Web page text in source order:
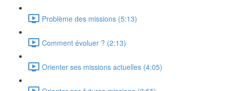
Problème des missions (5:13)
Comment évoluer ? (2:13)
Orienter ses missions actuelles (4:05)